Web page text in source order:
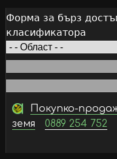
Форма за бърз
класификатора
Покупко-
земя
0889 254 752